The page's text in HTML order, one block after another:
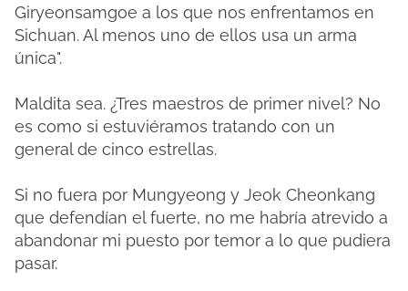
Giryeonsamgoe a los que nos enfrentamos en
Sichuan. Al menos uno de ellos usa un arma
única".
Maldita sea. ¿Tres maestros de primer nivel? No
es como si estuviéramos tratando con un
general de cinco estrellas.
Si no fuera por Mungyeong y Jeok Cheonkang
que defendían el fuerte, no me habría atrevido a
abandonar mi puesto por temor a lo que pudiera
pasar.